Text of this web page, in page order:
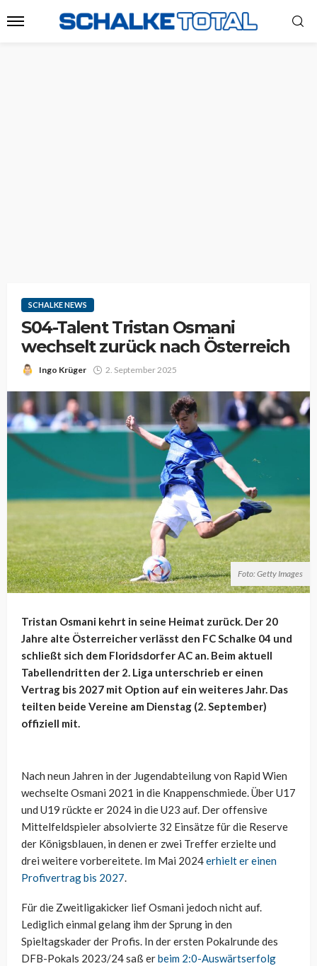
SCHALKE NEWS
S04-Talent Tristan Osmani
wechselt zurück nach Österreich
Ingo Krüger 2. September 2025
Foto: Getty Images
Tristan Osmani kehrt in seine Heimat zurück. Der 20
Jahre alte Österreicher verlässt den FC Schalke 04 und
schließt sich dem Floridsdorfer AC an. Beim aktuell
Tabellendritten der 2. Liga unterschrieb er einen
Vertrag bis 2027 mit Option auf ein weiteres Jahr. Das
teilten beide Vereine am Dienstag (2. September)
offiziell mit.
Nach neun Jahren in der Jugendabteilung von Rapid Wien
wechselte Osmani 2021 in die Knappenschmiede. Über U17
und U19 rückte er 2024 in die U23 auf. Der offensive
Mittelfeldspieler absolvierte 32 Einsätze für die Reserve
der Königsblauen, in denen er zwei Treffer erzielte und
drei weitere vorbereitete. Im Mai 2024erhielt er einen
Profivertrag bis 2027.
Für die Zweitligakicker lief Osmani jedoch nicht auf.
Lediglich einmal gelang ihm der Sprung in den
Spieltagskader der Profis. In der ersten Pokalrunde des
DFB-Pokals 2023/24 saß erbeim 2:0-Auswärtserfolg